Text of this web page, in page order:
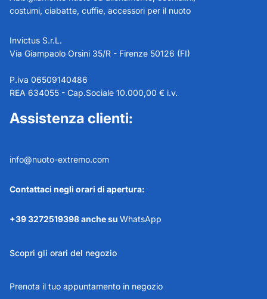
costumi, ciabatte, cuffie, accessori per il nuoto
Invictus S.r.L.
Via Giampaolo Orsini 35/R - Firenze 50126 (FI)
P.iva 06509140486
REA 634055 - Cap.Sociale 10.000,00 € i.v.
Assistenza clienti:
info@nuoto-extremo.com
Contattaci negli orari di apertura:
+39 3272519398 anche su WhatsApp
Scopri gli orari del negozio
Prenota il tuo appuntamento in negozio